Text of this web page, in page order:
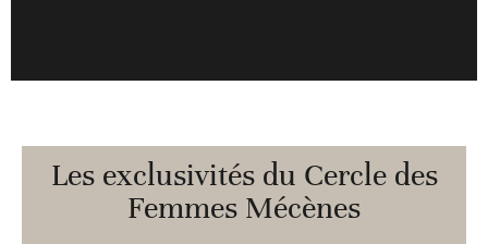
Les exclusivités du Cercle des
Femmes Mécènes